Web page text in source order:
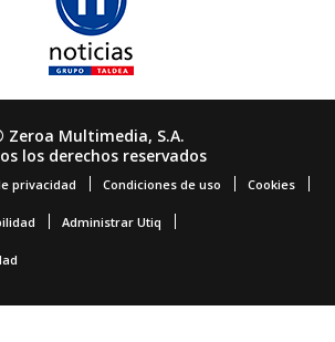
Zeroa Multimedia, S.A.
los derechos reservados
privacidad Condiciones de uso Cookies
Administrar Utiq